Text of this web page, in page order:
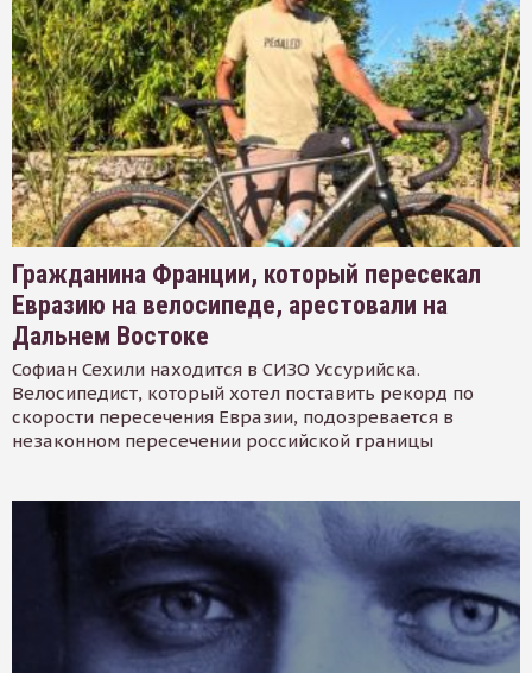
Гражданина Франции, который пересекал
Евразию на велосипеде, арестовали на
Дальнем Востоке
Софиан Сехили находится в СИЗО Уссурийска.
Велосипедист, который хотел поставить рекорд по
скорости пересечения Евразии, подозревается в
незаконном пересечении российской границы